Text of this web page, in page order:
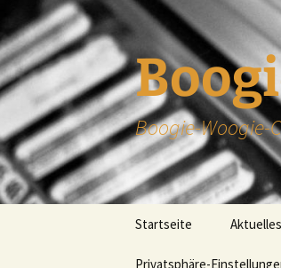
Inhalt
springen
Boogie-Woogie-
Startseite Aktuelles
Privatsphäre-